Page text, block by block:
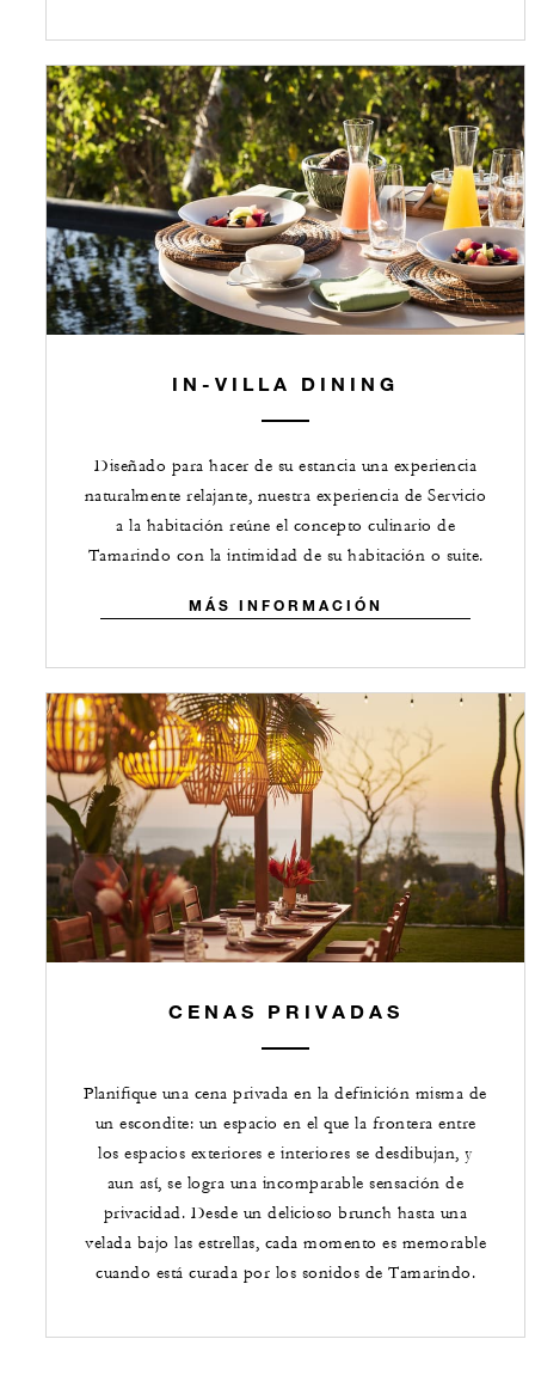
IN-VILLA DINING
Diseñado para hacer de su estancia una experiencia
naturalmente relajante, nuestra experiencia de Servicio
a la habitación reúne el concepto culinario de
Tamarindo con la intimidad de su habitación o suite.
MÁS INFORMACIÓN
CENAS PRIVADAS
Planifique una cena privada en la definición misma de
un escondite: un espacio en el que la frontera entre
los espacios exteriores e interiores se desdibujan, y
aun así, se logra una incomparable sensación de
privacidad. Desde un delicioso brunch hasta una
velada bajo las estrellas, cada momento es memorable
cuando está curada por los sonidos de Tamarindo.